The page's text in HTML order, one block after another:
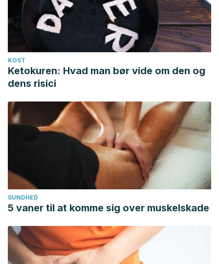
KOST
Ketokuren: Hvad man bør vide om den og
dens risici
SUNDHED
5 vaner til at komme sig over muskelskade